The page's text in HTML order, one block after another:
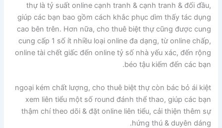
thự là tỷ suất online cạnh tranh & cạnh tranh & đối đầu,
giúp các bạn bao gồm cách khắc phục dìm thấy tác dụng
cao bên trên. Hơn nữa, cho thuê biệt thự cũng được cung
cung cấp 1 số ít nhiều loại online đa dạng, từ online chấp,
online tài chết giấc đến online tỷ số nhà yếu xác, đến rộng
béo tậu kiếm đến các bạn.
ngoại kém chất lượng, cho thuê biệt thự còn bác bỏ ái kiệt
xem liên tiểu một số round đánh thể thao, giúp các bạn
thậm chí theo dõi & đặt online liên tiểu, cải thiện thêm sự
hứng thú & duyên dáng.